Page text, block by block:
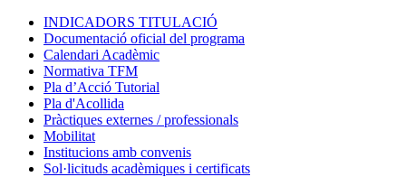
INDICADORS TITULACIÓ
Documentació oficial del programa
Calendari Acadèmic
Normativa TFM
Pla d’Acció Tutorial
Pla d'Acollida
Pràctiques externes / professionals
Mobilitat
Institucions amb convenis
Sol·licituds acadèmiques i certificats